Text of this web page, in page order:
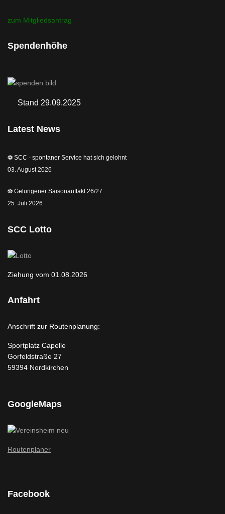
zum Mitgliedsantrag
Spendenhöhe
Stand 29.09.2025
Latest News
⚽️ SCC - spontaner Service hat sich gelohnt
03. August 2026
⚽️ Gelungener Saisonauftakt 26/27
25. Juli 2026
SCC Lotto
Ziehung vom 01.08.2026
Anfahrt
Anschrift zur Routenplanung:
Sportplatz Capelle
Gorfeldstraße 27
59394 Nordkirchen
GoogleMaps
Routenplaner
Facebook